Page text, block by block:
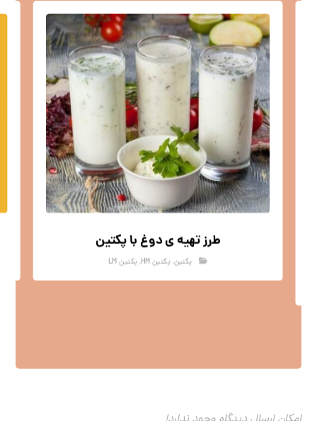
طرز تهیه ی دوغ با پکتین
پکتین,پکتین HM ,پکتین LM